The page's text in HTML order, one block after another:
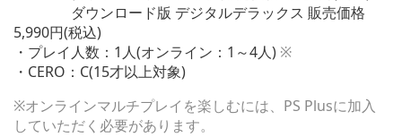
ダウンロード版 デジタルデラックス 販売価格
5,990円(税込)
・プレイ人数：1人(オンライン：1～4人) ※
・CERO：C(15才以上対象)
※オンラインマルチプレイを楽しむには、PS Plusに加入
していただく必要があります。